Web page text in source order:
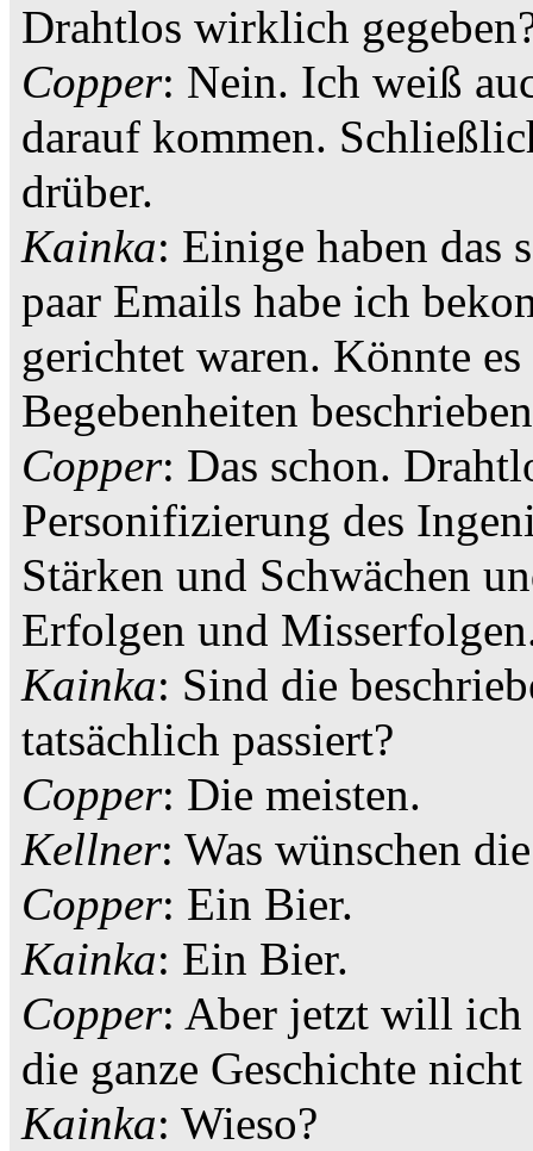
Drahtlos wirklich
Copper: Nein. Ich weiß
darauf kommen.
drüber.
Kainka: Einige haben das
paar Emails habe ich
gerichtet waren. Könnte
Begebenheiten
Copper: Das schon.
Personifizierung des
Stärken und Schwächen
Erfolgen und
Kainka: Sind die
tatsächlich passiert?
Copper: Die meisten.
Kellner: Was wünschen
Copper: Ein Bier.
Kainka: Ein Bier.
Copper: Aber jetzt will ich
die ganze Geschichte
Kainka: Wieso?